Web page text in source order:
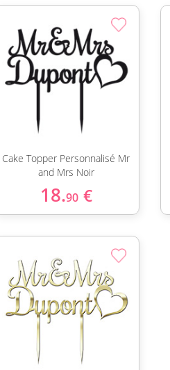
Cake Topper Personnalisé Mr
and Mrs Noir
18.90 €